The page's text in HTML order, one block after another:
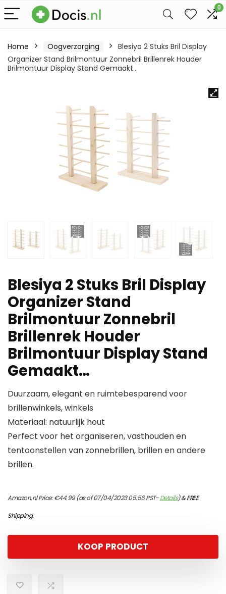
0
Home Oogverzorging
Blesiya 2 Stuks Bril Display
Organizer Stand Brilmontuur Zonnebril Brillenrek Houder
Brilmontuur Display Stand Gemaakt…
Blesiya 2 Stuks Bril Display
Organizer Stand
Brilmontuur Zonnebril
Brillenrek Houder
Brilmontuur Display Stand
Gemaakt…
Duurzaam, elegant en ruimtebesparend voor
brillenwinkels, winkels
Materiaal: natuurlijk hout
Perfect voor het organiseren, vasthouden en
tentoonstellen van zonnebrillen, brillen en andere
brillen.
Amazon.nl Price:€44.99(as of 07/04/2023 05:56 PST-Details)&FREE
Shipping.
KOOP PRODUCT